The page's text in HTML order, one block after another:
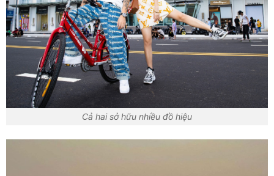
Cả hai sở hữu nhiều đồ hiệu